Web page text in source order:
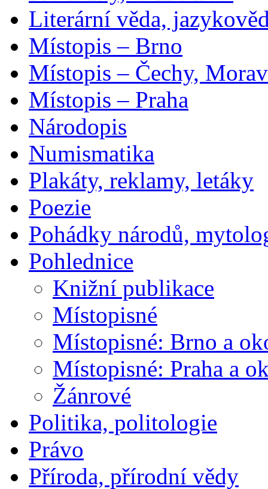
Literární věda,
Místopis – Brno
Místopis – Čechy,
Místopis – Praha
Národopis
Numismatika
Plakáty, reklamy, letáky
Poezie
Pohádky národů,
Pohlednice
Knižní publikace
Místopisné
Místopisné: Brno a
Místopisné: Praha a
Žánrové
Politika, politologie
Právo
Příroda, přírodní vědy